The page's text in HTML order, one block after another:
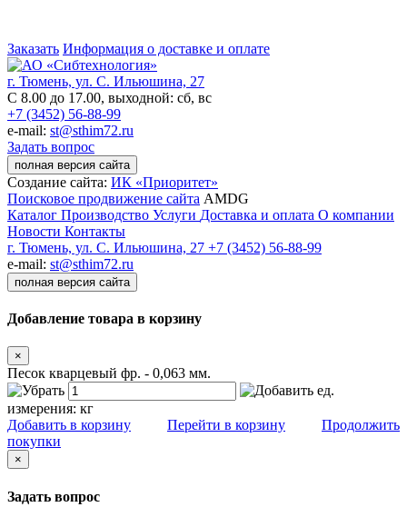
Заказать Информация о доставке и оплате
г. Тюмень, ул. С. Ильюшина, 27
С 8.00 до 17.00, выходной: сб, вс
+7 (3452) 56-88-99
e-mail: st@sthim72.ru
Задать вопрос
полная версия сайта
Создание сайта: ИК «Приоритет»
Поисковое продвижение сайта AMDG
Каталог Производство Услуги Доставка и оплата О компании
Новости Контакты
г. Тюмень, ул. С. Ильюшина, 27 +7 (3452) 56-88-99
e-mail: st@sthim72.ru
полная версия сайта
Добавление товара в корзину
×
Песок кварцевый фр. - 0,063 мм.
ед.
измерения: кг
Добавить в корзину
Перейти в корзину
Продолжить
покупки
×
Задать вопрос